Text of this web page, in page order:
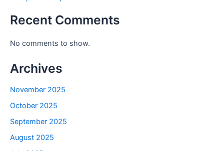
Recent Comments
No comments to show.
Archives
November 2025
October 2025
September 2025
August 2025